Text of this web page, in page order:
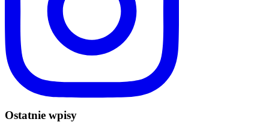
Ostatnie wpisy